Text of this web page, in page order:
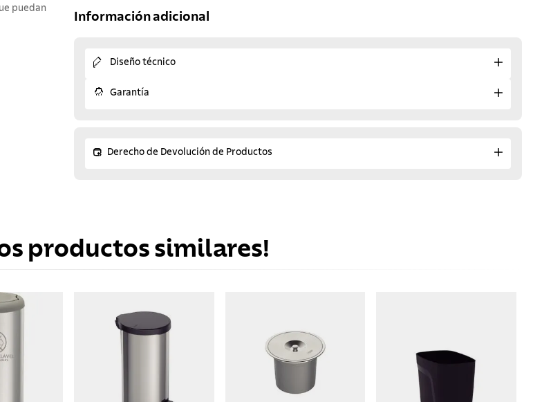
puedan
Información adicional
Diseño técnico
Garantía
Derecho de Devolución de Productos
productos similares!